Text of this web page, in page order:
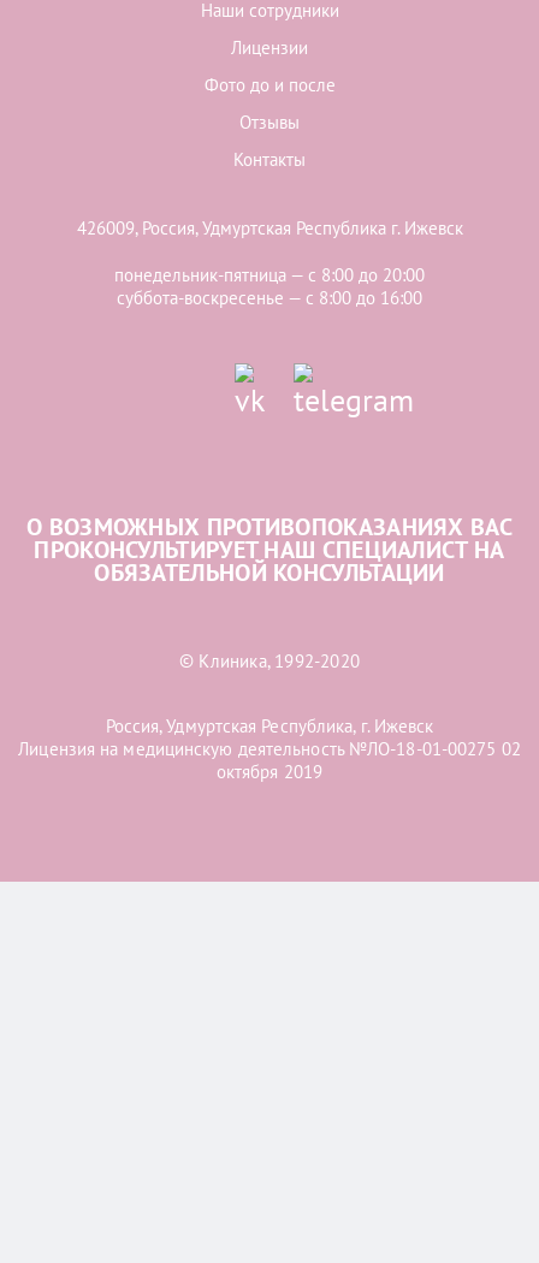
Наши сотрудники
Лицензии
Фото до и после
Отзывы
Контакты
426009, Россия, Удмуртская Республика г. Ижевск
понедельник-пятница — с 8:00 до 20:00
суббота-воскресенье — с 8:00 до 16:00
О ВОЗМОЖНЫХ ПРОТИВОПОКАЗАНИЯХ ВАС
ПРОКОНСУЛЬТИРУЕТ НАШ СПЕЦИАЛИСТ НА
ОБЯЗАТЕЛЬНОЙ КОНСУЛЬТАЦИИ
© Клиника, 1992-2020
Россия, Удмуртская Республика, г. Ижевск
Лицензия на медицинскую деятельность №ЛО-18-01-00275 02
октября 2019